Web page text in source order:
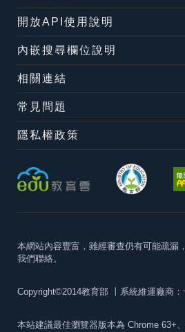
開放API使用說明
內嵌搜尋欄位說明
相關連結
常見問題
隱私權政策
本網站內容豐富，雖經審查仍有可能疏漏，
我們聯絡。
Copyright©2014教育部 丨系統維運廠商
本站建議最佳瀏覽器版本為 Chrome 63+